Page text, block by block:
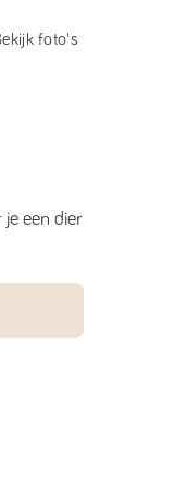
foto's
een dier